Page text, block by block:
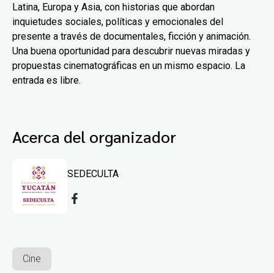
Latina, Europa y Asia, con historias que abordan
inquietudes sociales, políticas y emocionales del
presente a través de documentales, ficción y animación.
Una buena oportunidad para descubrir nuevas miradas y
propuestas cinematográficas en un mismo espacio. La
entrada es libre.
Acerca del organizador
SEDECULTA
Cine